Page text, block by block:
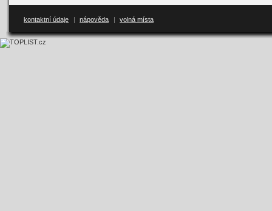
kontaktní údaje | nápověda | volná místa